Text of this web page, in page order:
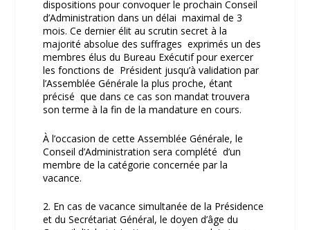
dispositions pour convoquer le prochain Conseil
d’Administration dans un délai maximal de 3
mois. Ce dernier élit au scrutin secret à la
majorité absolue des suffrages exprimés un des
membres élus du Bureau Exécutif pour exercer
les fonctions de Président jusqu’à validation par
l’Assemblée Générale la plus proche, étant
précisé que dans ce cas son mandat trouvera
son terme à la fin de la mandature en cours.
À l’occasion de cette Assemblée Générale, le
Conseil d’Administration sera complété d’un
membre de la catégorie concernée par la
vacance.
2. En cas de vacance simultanée de la Présidence
et du Secrétariat Général, le doyen d’âge du